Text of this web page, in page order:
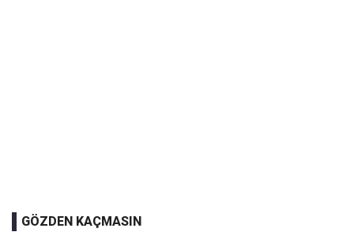
GÖZDEN KAÇMASIN